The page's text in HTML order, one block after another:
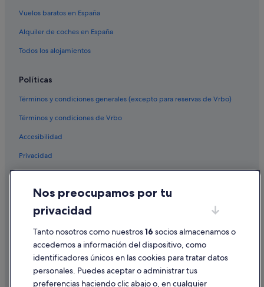
Vuelos baratos en España
Alquiler de coches en España
Todos los alojamientos
Políticas
Términos y condiciones generales (excepto para reservas de Vrbo)
Términos y condiciones de Vrbo
Accesibilidad
Privacidad
Cookies
Condiciones de uso
Información legal/contacto
Pautas sobre el contenido y cómo denunciar contenido
Ayuda
Nos preocupamos por tu
privacidad
Tanto nosotros como nuestros16 socios almacenamos o
accedemos a información del dispositivo, como
identificadores únicos en las cookies para tratar datos
personales. Puedes aceptar o administrar tus
preferencias haciendo clic abajo o, en cualquier